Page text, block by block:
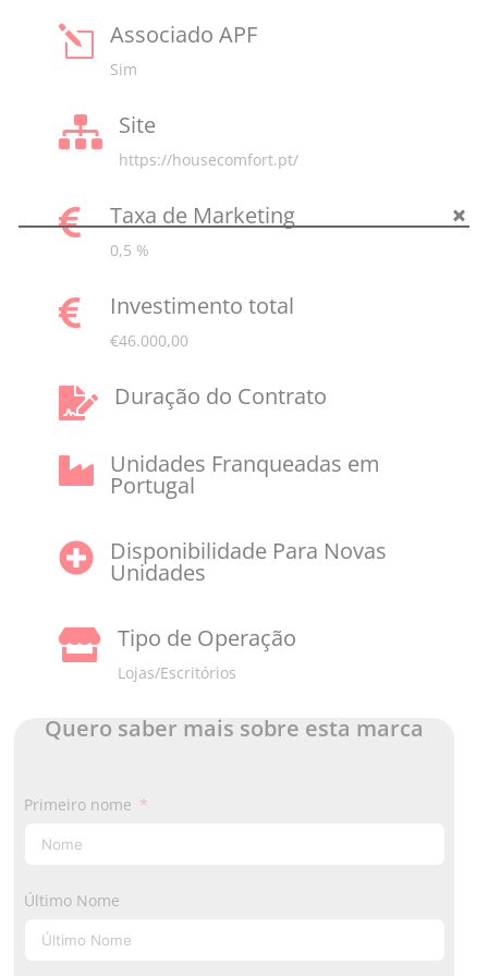
l Associado APF
Sim
 Site
https://housecomfort.pt/
 Taxa de Marketing
0,5 %
 Investimento total
€46.000,00
 Duração do Contrato
 Unidades Franqueadas em
Portugal
 Disponibilidade Para Novas
Unidades
 Tipo de Operação
Lojas/Escritórios
Quero saber mais sobre esta marca
Primeiro nome
Último Nome